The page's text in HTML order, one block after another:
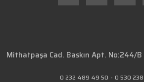
Mithatpaşa Cad. Baskın Apt. No:244/
0 232 489 49 50 - 0 530